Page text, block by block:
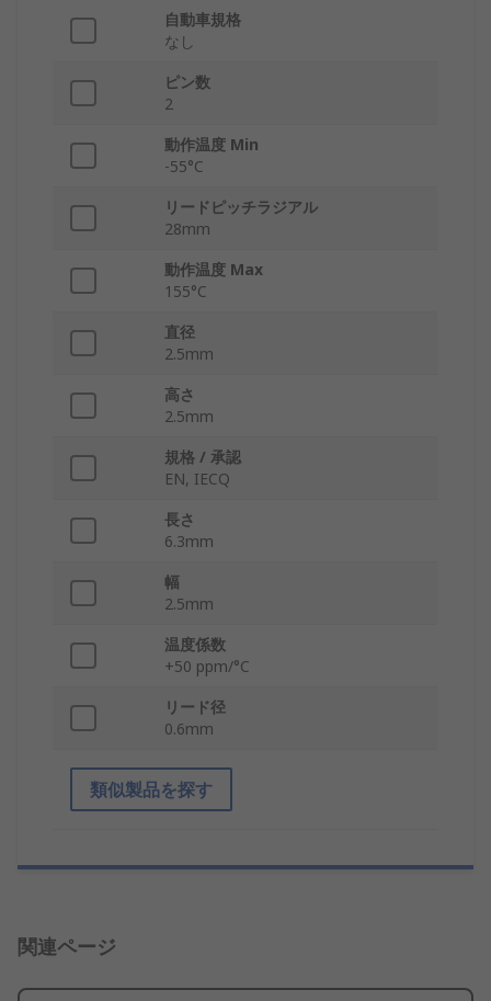
自動車規格
なし
ピン数
2
動作温度 Min
-55°C
リードピッチラジアル
28mm
動作温度 Max
155°C
直径
2.5mm
高さ
2.5mm
規格 / 承認
EN, IECQ
長さ
6.3mm
幅
2.5mm
温度係数
+50 ppm/°C
リード径
0.6mm
類似製品を探す
関連ページ